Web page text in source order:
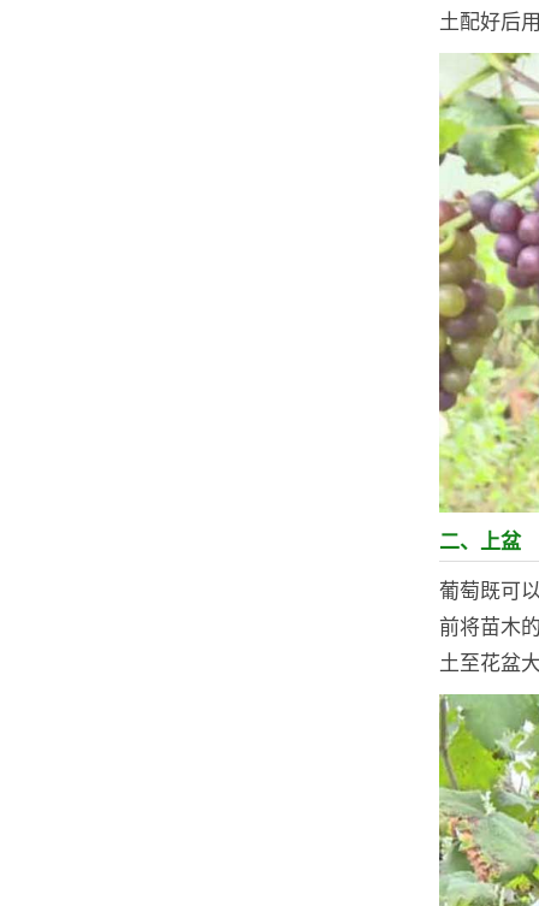
土配好后
二、上盆
葡萄既可
前将苗木
土至花盆